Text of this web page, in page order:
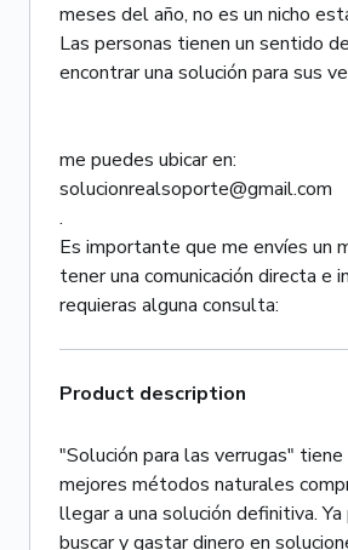
meses del año, no es un nicho
Las personas tienen un sentido
encontrar una solución para sus
me puedes ubicar en:
solucionrealsoporte@gmail.com
.
Es importante que me envíes un
tener una comunicación directa e
requieras alguna consulta:
Product description
"Solución para las verrugas"
mejores métodos naturales
llegar a una solución definitiva.
buscar y gastar dinero en